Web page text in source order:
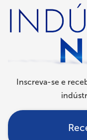
navegação
Inscreva-se e